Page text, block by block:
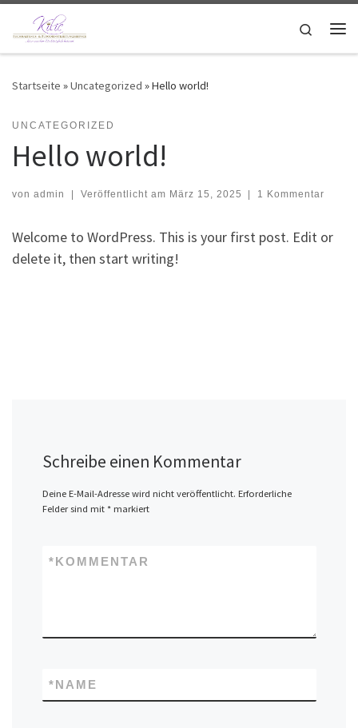
Zum Inhalt springen
Search
Startseite »Uncategorized »Hello world!
UNCATEGORIZED
Hello world!
von admin | Veröffentlicht am März 15, 2025 | 1 Kommentar
Welcome to WordPress. This is your first post. Edit or
delete it, then start writing!
Schreibe einen Kommentar
Deine E-Mail-Adresse wird nicht veröffentlicht. Erforderliche
Felder sind mit *markiert
KOMMENTAR
*
NAME
*